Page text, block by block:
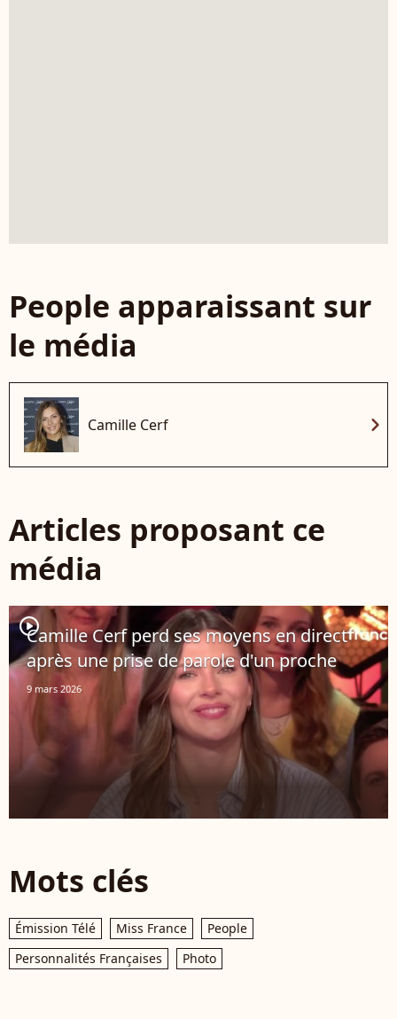
People apparaissant sur
le média
Camille Cerf chevron_right
Articles proposant ce
média
player2
Camille Cerf perd ses moyens en direct
après une prise de parole d'un proche
9 mars 2026
Mots clés
Émission Télé Miss France
People
Personnalités Françaises
Photo